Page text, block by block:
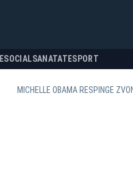
SOCIALSANATATESPORT
MICHELLE OBAMA RESPINGE